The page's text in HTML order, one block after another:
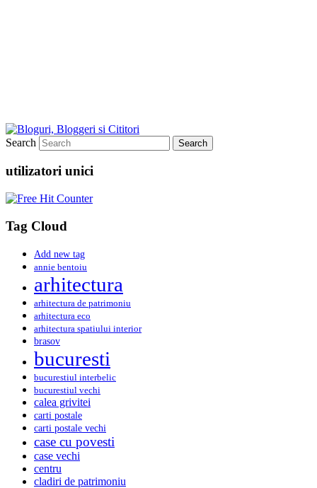
Search
utilizatori unici
Tag Cloud
Add new tag
annie bentoiu
arhitectura
arhitectura de patrimoniu
arhitectura eco
arhitectura spatiului interior
brasov
bucuresti
bucurestiul interbelic
bucurestiul vechi
calea grivitei
carti postale
carti postale vechi
case cu povesti
case vechi
centru
cladiri de patrimoniu